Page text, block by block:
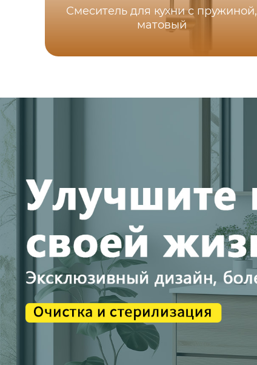
Смеситель для кухни с пружиной,
матовый